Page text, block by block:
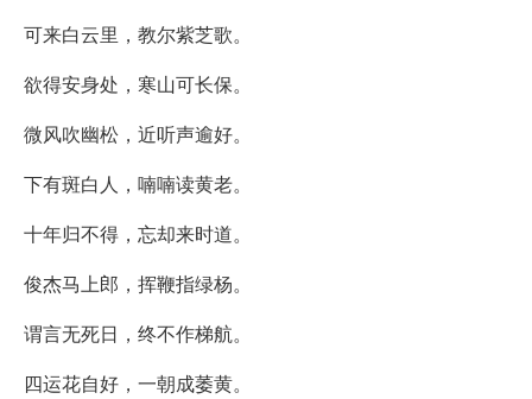
可来白云里，教尔紫芝歌。
欲得安身处，寒山可长保。
微风吹幽松，近听声逾好。
下有斑白人，喃喃读黄老。
十年归不得，忘却来时道。
俊杰马上郎，挥鞭指绿杨。
谓言无死日，终不作梯航。
四运花自好，一朝成萎黄。